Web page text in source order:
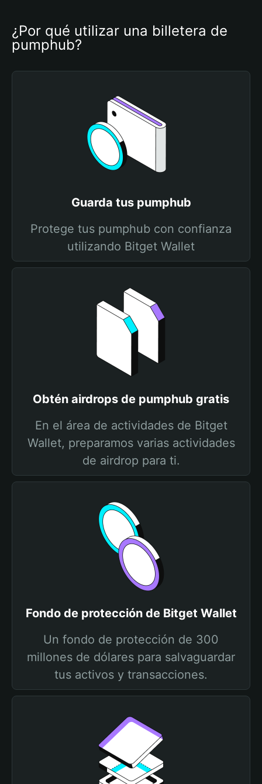
¿Por qué utilizar una billetera de
pumphub?
Guarda tus pumphub
Protege tus pumphub con confianza
utilizando Bitget Wallet
Obtén airdrops de pumphub gratis
En el área de actividades de Bitget
Wallet, preparamos varias actividades
de airdrop para ti.
Fondo de protección de Bitget Wallet
Un fondo de protección de 300
millones de dólares para salvaguardar
tus activos y transacciones.